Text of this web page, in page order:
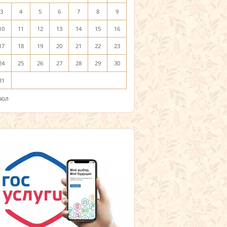
3 4 5 6 7 8 9
11 12 13 14 15 16
18 19 20 21 22 23
25 26 27 28 29 30